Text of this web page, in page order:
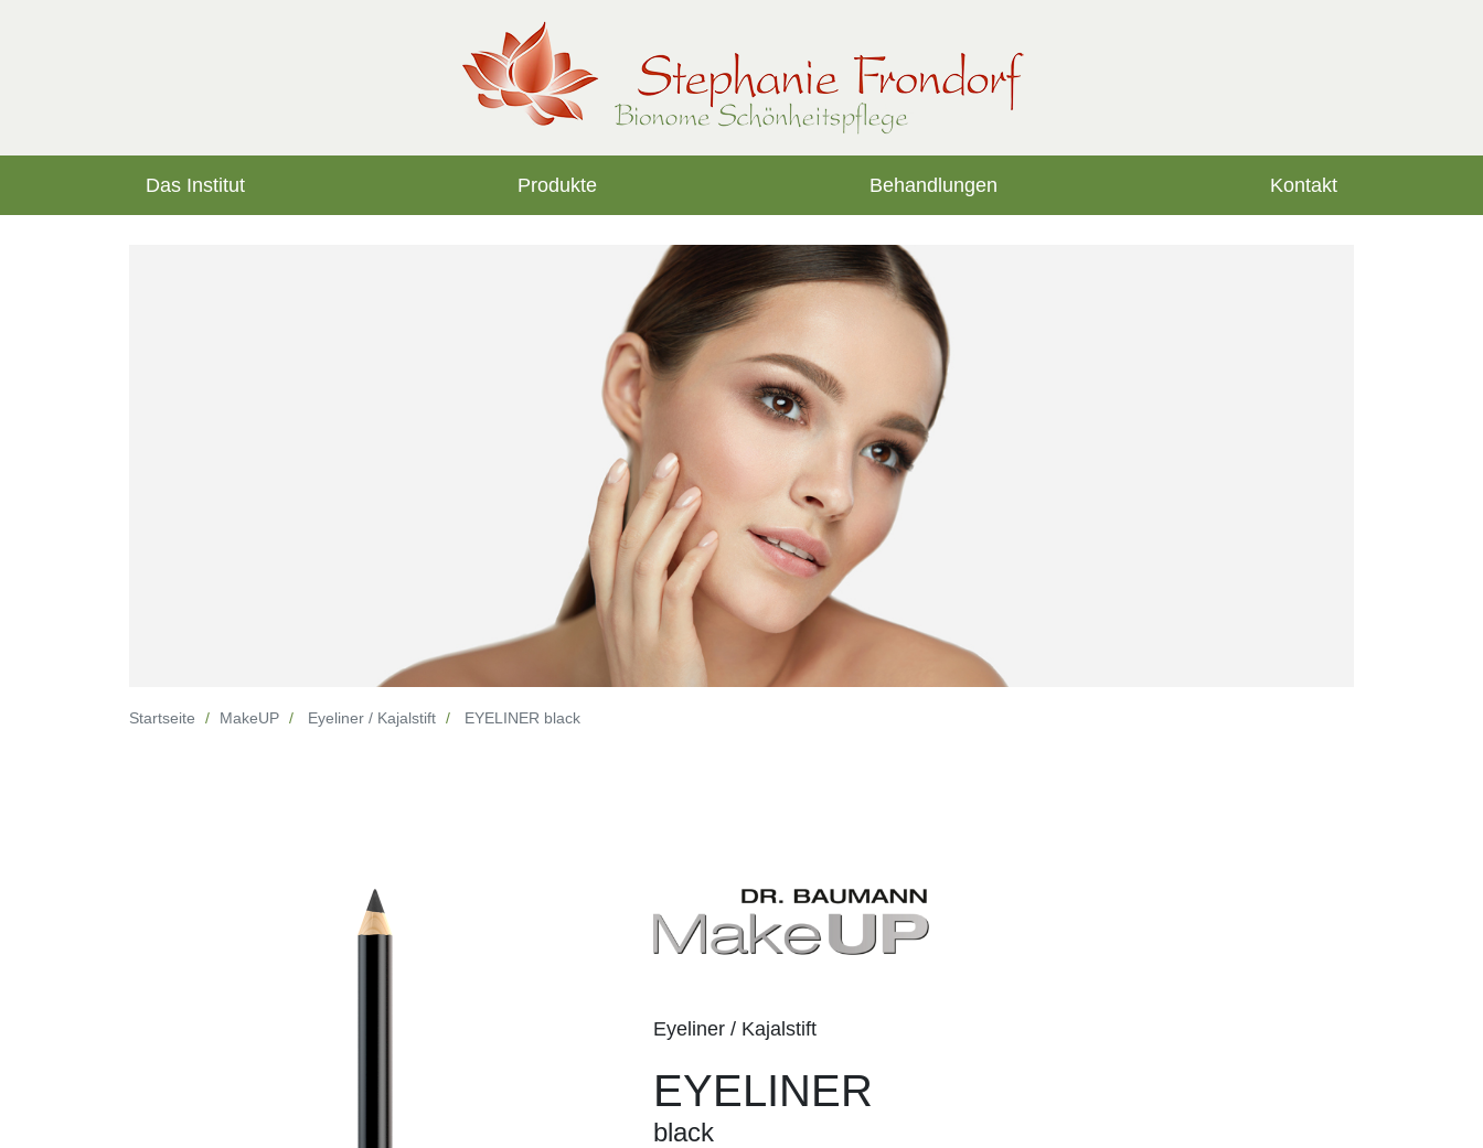
Das Institut Produkte Behandlungen Kontakt
Startseite MakeUP Eyeliner / Kajalstift EYELINER black
Eyeliner / Kajalstift
EYELINER
black